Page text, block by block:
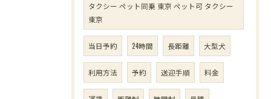
タクシー ペット同乗 東京 ペット可 タクシー
東京
当日予約 24時間 長距離 大型犬
利用方法 予約 送迎手順 料金